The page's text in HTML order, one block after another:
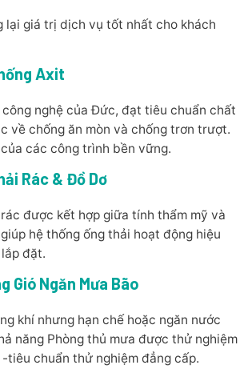
lại giá trị dịch vụ tốt nhất cho khách
Axit
nghệ của Đức, đạt tiêu chuẩn chất
về chống ăn mòn và chống trơn trượt.
các công trình bền vững.
Rác & Đồ Dơ
được kết hợp giữa tính thẩm mỹ và
hệ thống ống thải hoạt động hiệu
đặt.
Gió Ngăn Mưa Bão
khí nhưng hạn chế hoặc ngăn nước
năng Phòng thủ mưa được thử nghiệm
-tiêu chuẩn thử nghiệm đẳng cấp.